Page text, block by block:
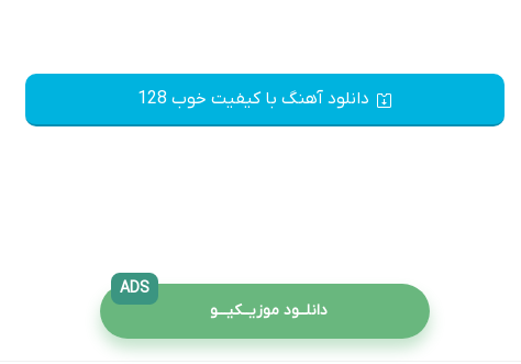
دانلود آهنگ با کیفیت خوب 128
دانلــود موزیــکیـــو
ADS